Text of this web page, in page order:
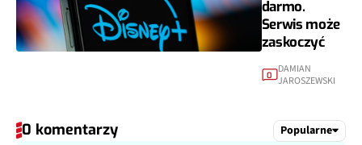
darmo.
Serwis może
zaskoczyć
0 DAMIAN
JAROSZEWSKI
0 komentarzy Popularne